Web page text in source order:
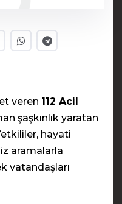
veren 112 Acil
şaşkınlık yaratan
hayati
aramalarla
vatandaşları